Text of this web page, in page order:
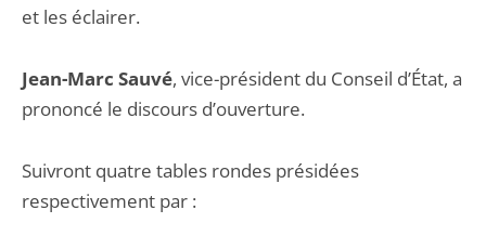
et les éclairer.
Jean-Marc Sauvé, vice-président du Conseil d’État, a
prononcé le discours d’ouverture.
Suivront quatre tables rondes présidées
respectivement par :